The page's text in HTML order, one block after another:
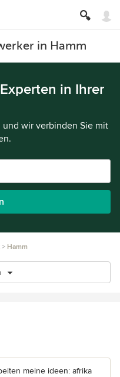
in Hamm
in Ihrer
und wir verbinden Sie mit
Hamm
5 Sternen
meine ideen: afrika